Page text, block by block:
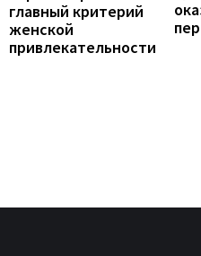
главный критерий
женской
привлекательности